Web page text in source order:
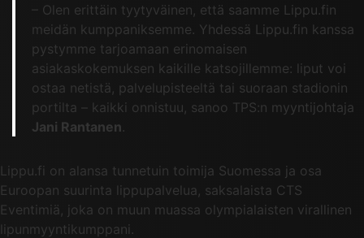
– Olen erittäin tyytyväinen, että saamme Lippu.fin
meidän kumppaniksemme. Yhdessä Lippu.fin kanssa
pystymme tarjoamaan erinomaisen
asiakaskokemuksen kaikille katsojillemme: liput voi
ostaa netistä, palvelupisteeltä tai suoraan stadionin
portilta – kaikki onnistuu, sanoo TPS:n myyntijohtaja
Jani Rantanen.
Lippu.fi on alansa tunnetuin toimija Suomessa ja osa
Euroopan suurinta lippupalvelua, saksalaista CTS
Eventimiä, joka on muun muassa olympialaisten virallinen
lipunmyyntikumppani.